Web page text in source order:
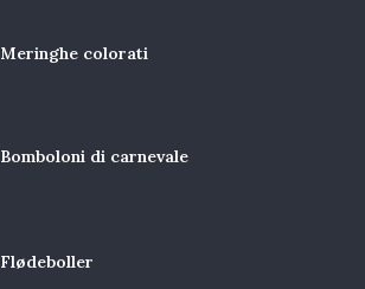
Meringhe colorati
Bomboloni di carnevale
Flødeboller